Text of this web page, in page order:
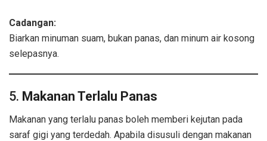
Cadangan:
Biarkan minuman suam, bukan panas, dan minum air kosong
selepasnya.
5. Makanan Terlalu Panas
Makanan yang terlalu panas boleh memberi kejutan pada
saraf gigi yang terdedah. Apabila disusuli dengan makanan